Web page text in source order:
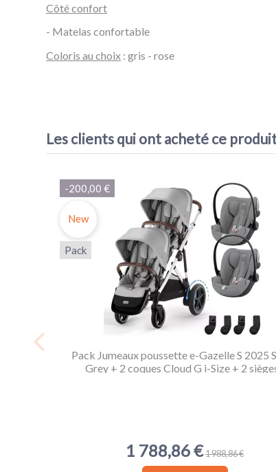
Côté confort
- Matelas confortable
Coloris au choix : gris - rose
Les clients qui ont acheté ce
-200,00 €
New
Pack
Pack Jumeaux poussette e-Gazelle S 2025
Grey + 2 coques Cloud G i-Size + 2
1 788,86 €1 988,86 €